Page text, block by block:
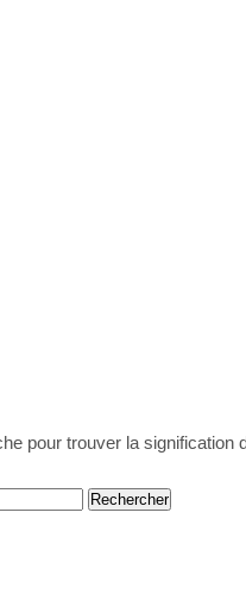
pour trouver la signification